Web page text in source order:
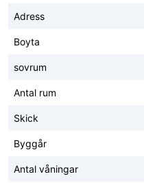
Adress
Boyta
sovrum
Antal rum
Skick
Byggår
Antal våningar